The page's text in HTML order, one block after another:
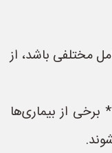
مختلفی باشد، از
برخی از بیماری‌ها